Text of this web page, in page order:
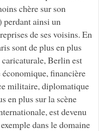
chère sur son
ainsi un
de ses voisins. En
sont de plus en plus
Berlin est
financière
militaire, diplomatique
en plus sur la scène
est devenu
dans le domaine